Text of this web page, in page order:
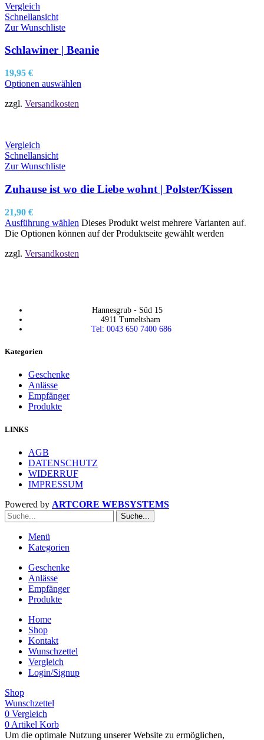
Vergleich
Schnellansicht
Zur Wunschliste
Schlawiner | Beanie
19,95 €
Optionen auswählen
zzgl. Versandkosten
Vergleich
Schnellansicht
Zur Wunschliste
Zuhause ist wo die Liebe wohnt | Polster/Kissen
21,90 €
Ausführung wählen Dieses Produkt weist mehrere Varianten auf.
Die Optionen können auf der Produktseite gewählt werden
zzgl. Versandkosten
Hannesgrub - Süd 15
4911 Tumeltsham
Tel: 0043 650 7400 686
Kategorien
Geschenke
Anlässe
Empfänger
Produkte
LINKS
AGB
DATENSCHUTZ
WIDERRUF
IMPRESSUM
Powered by ARTCORE WEBSYSTEMS
Suche...
Menü
Kategorien
Geschenke
Anlässe
Empfänger
Produkte
Home
Shop
Kontakt
Wunschzettel
Vergleich
Login/Signup
Shop
Wunschzettel
0 Vergleich
0 Artikel Korb
Um die optimale Nutzung unserer Website zu ermöglichen,